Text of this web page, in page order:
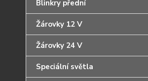
Blinkry přední
Žárovky 12 V
Žárovky 24 V
Speciální světla